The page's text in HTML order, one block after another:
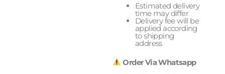
Estimated delivery
time may differ
Delivery fee will be
applied according
to shipping
address
Order Via Whatsapp